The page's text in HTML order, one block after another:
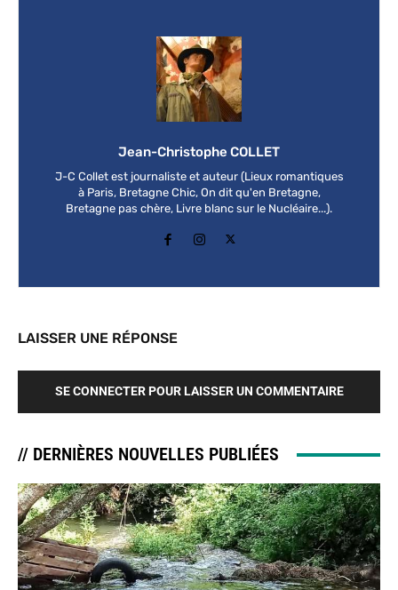
Jean-Christophe COLLET
J-C Collet est journaliste et auteur (Lieux romantiques
à Paris, Bretagne Chic, On dit qu'en Bretagne,
Bretagne pas chère, Livre blanc sur le Nucléaire...).
LAISSER UNE RÉPONSE
SE CONNECTER POUR LAISSER UN COMMENTAIRE
// DERNIÈRES NOUVELLES PUBLIÉES